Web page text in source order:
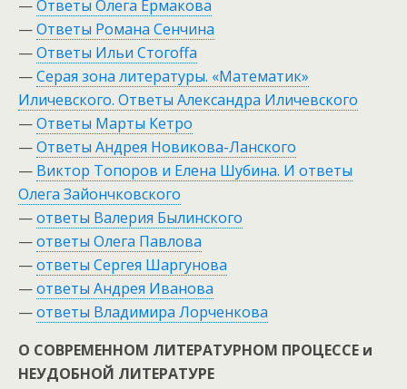
—Ответы Олега Ермакова
—Ответы Романа Сенчина
—Ответы Ильи Стогоffа
—Серая зона литературы. «Математик»
Иличевского. Ответы Александра Иличевского
—Ответы Марты Кетро
—Ответы Андрея Новикова-Ланского
— Виктор Топоров и Елена Шубина. И ответы
Олега Зайончковского
—ответы Валерия Былинского
—ответы Олега Павлова
—ответы Сергея Шаргунова
—ответы Андрея Иванова
—ответы Владимира Лорченкова
О СОВРЕМЕННОМ ЛИТЕРАТУРНОМ ПРОЦЕССЕ и
НЕУДОБНОЙ ЛИТЕРАТУРЕ